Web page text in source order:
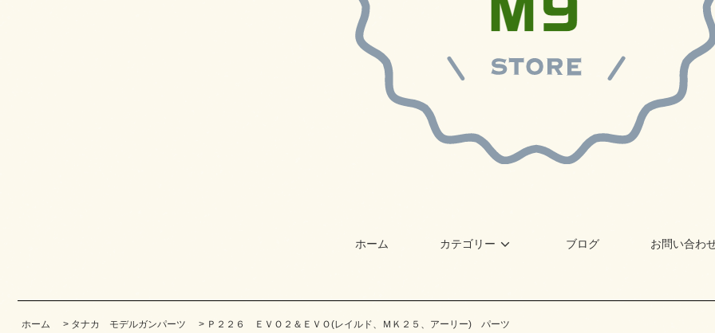
ホーム カテゴリー ブログ お問い合わ
ホーム > タナカ モデルガンパーツ > Ｐ２２６ ＥＶＯ２＆ＥＶＯ(レイルド、ＭＫ２５、アーリー) パーツ